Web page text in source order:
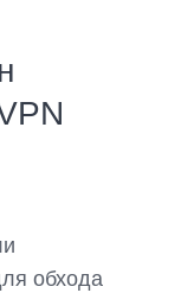
обхода